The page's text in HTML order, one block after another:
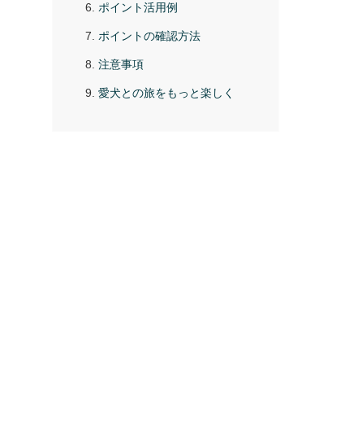
ポイント活用例
ポイントの確認方法
注意事項
愛犬との旅をもっと楽しく